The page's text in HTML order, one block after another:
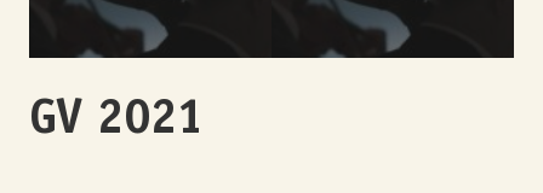
GV 2021